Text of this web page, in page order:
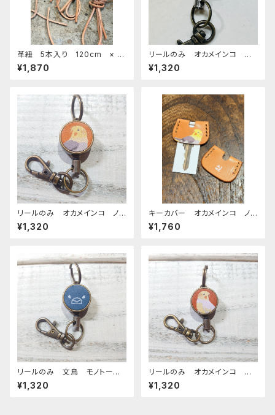
革紐 5本入り 120cm × 3
mm 小鳥のおもちゃ バードト
イ
¥1,870
リールのみ オカメインコ シ
ナモンパール ブラウン BRO
WN ぽわんシリーズ おかめ
¥1,320
リールのみ オカメインコ ノ
ーマル キャメル おかめいん
こ
¥1,320
キーカバー オカメインコ ノ
ーマル ヌメ おかめいんこ
¥1,760
リールのみ 文鳥 モノトー
ン ネイビー ぶんちょう ブン
チョウ
¥1,320
リールのみ オカメインコ ル
チノー レッドブラウン おかめ
いんこ
¥1,320